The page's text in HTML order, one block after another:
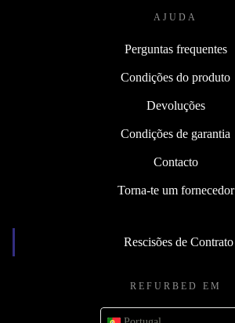
AJUDA
Perguntas frequentes
Condições do produto
Devoluções
Condições de garantia
Contacto
Torna-te um fornecedor
Rescisões de Contrato
REFURBED EM